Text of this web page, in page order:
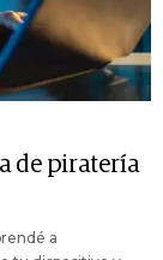
de piratería
a